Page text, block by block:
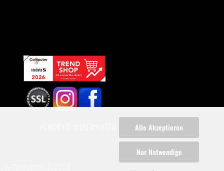
Alle Akzeptieren
Nur Notwendige